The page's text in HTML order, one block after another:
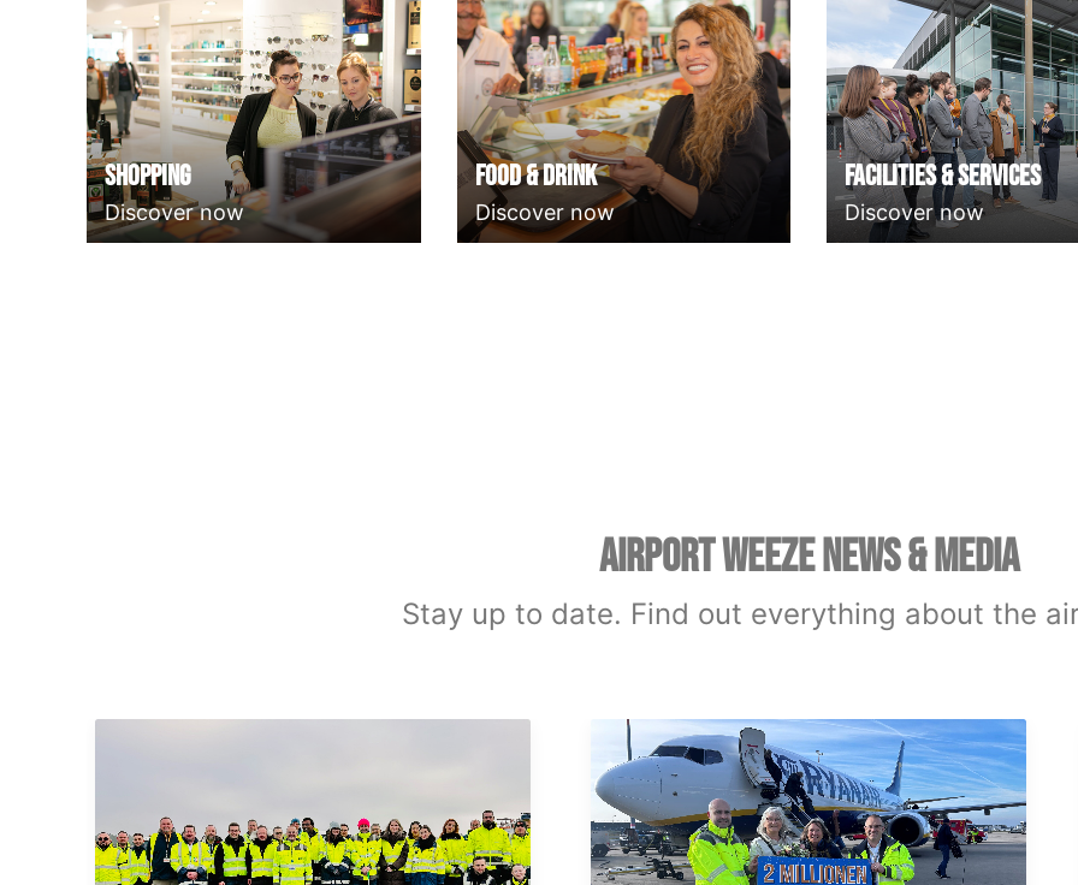
Shopping
Discover now
Food & Drink
Discover now
Facilities & Services
Discover now
AIRPORT WEEZE NEWS & MEDIA
Stay up to date. Find out everything about the